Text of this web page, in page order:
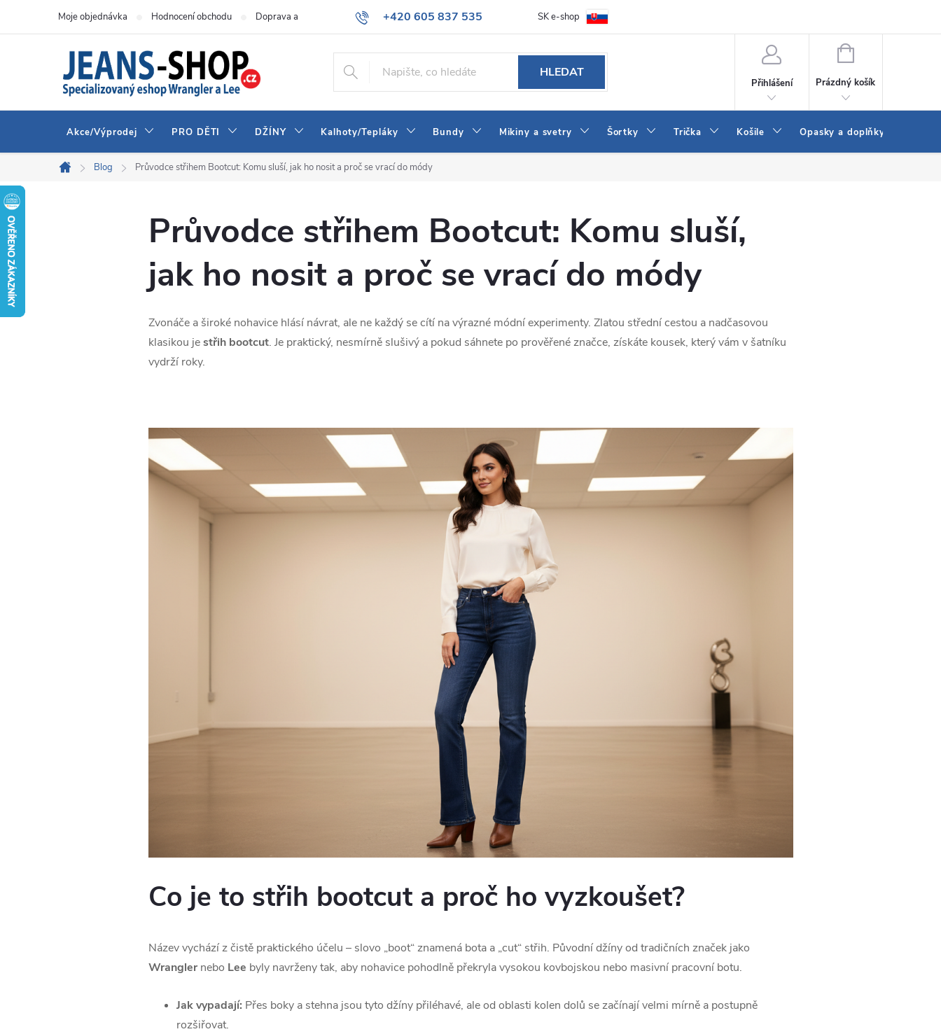
+420 605 837 535
info@jeans-shop.cz
Moje objednávka Hodnocení obchodu Doprava a platba Obchodní podmínky Naše prodejna Blog Kontakt
SK e-shop
HLEDAT
Přihlášení
NÁKUPNÍ
Prázdný košík
Akce/Výprodej PRO DĚTI DŽÍNY Kalhoty/Tepláky Bundy Mikiny a svetry Šortky Trička Košile Opasky a doplňky
Domů
Blog Průvodce střihem Bootcut: Komu sluší, jak ho nosit a proč se vrací do módy
Průvodce střihem Bootcut: Komu sluší,
jak ho nosit a proč se vrací do módy
Zvonáče a široké nohavice hlásí návrat, ale ne každý se cítí na výrazné módní experimenty. Zlatou střední cestou a nadčasovou
klasikou jestřih bootcut. Je praktický, nesmírně slušivý a pokud sáhnete po prověřené značce, získáte kousek, který vám v šatníku
vydrží roky.
Co je to střih bootcut a proč ho vyzkoušet?
Název vychází z čistě praktického účelu – slovo „boot“ znamená bota a „cut“ střih. Původní džíny od tradičních značek jako
Wranglernebo Lee byly navrženy tak, aby nohavice pohodlně překryla vysokou kovbojskou nebo masivní pracovní botu.
Jak vypadají: Přes boky a stehna jsou tyto džíny přiléhavé, ale od oblasti kolen dolů se začínají velmi mírně a postupně
rozšiřovat.